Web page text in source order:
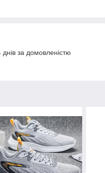
за домовленістю